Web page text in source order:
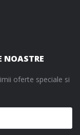
NOASTRE
oferte speciale si